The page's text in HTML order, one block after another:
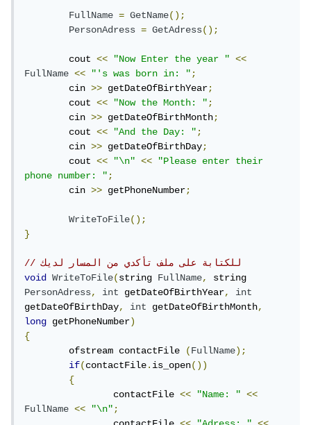
FullName = GetName();
PersonAdress
= GetAdress();
	cout
<< "Now Enter the year "
<<
FullName
<< "'s was born in: ";
	cin
>> getDateOfBirthYear;
	cout
<< "Now the Month: ";
	cin
>> getDateOfBirthMonth;
	cout
<< "And the Day: ";
	cin
>> getDateOfBirthDay;
	cout
<< "\n" <<
"Please enter their
phone number: ";
	cin
>> getPhoneNumber;
WriteToFile();
}
// للكتابة على ملف تأكدي من المسار لديك
void
WriteToFile(string FullName,
PersonAdress, int getDateOfBirthYear,
int
getDateOfBirthDay, int getDateOfBirthMonth,
long getPhoneNumber)
{
	ofstream contactFile
(FullName);
if(contactFile.is_open())
{
		contactFile
<< "Name: "
<<
FullName
<< "\n";